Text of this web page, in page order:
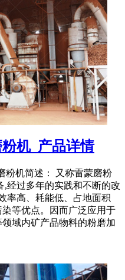
机_产品详情
粉机简述： 又称雷蒙磨粉
,经过多年的实践和不断的改
率高、耗能低、占地面积
等优点。因而广泛应用于
域内矿产品物料的粉磨加